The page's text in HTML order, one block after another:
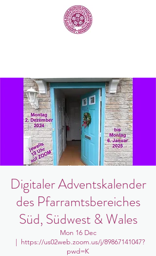
Digitaler Adventskalender
des Pfarramtsbereiches
Süd, Südwest & Wales
Mon 16 Dec
  |
https://us02web.zoom.us/j/89867141047?
pwd=K